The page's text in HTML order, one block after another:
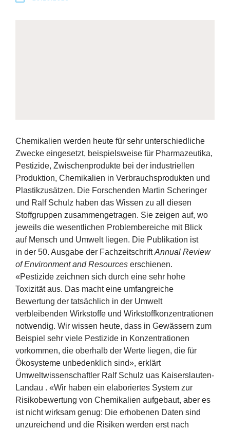
Erfolge
Chemikalien werden heute für sehr unterschiedliche
Zwecke eingesetzt, beispielsweise für Pharmazeutika,
Pestizide, Zwischenprodukte bei der industriellen
Produktion, Chemikalien in Verbrauchsprodukten und
Plastikzusätzen. Die Forschenden Martin Scheringer
und Ralf Schulz haben das Wissen zu all diesen
Stoffgruppen zusammengetragen. Sie zeigen auf, wo
jeweils die wesentlichen Problembereiche mit Blick
auf Mensch und Umwelt liegen. Die Publikation ist
in der 50. Ausgabe der FachzeitschriftAnnual Review
of Environment and Resources erschienen.
«Pestizide zeichnen sich durch eine sehr hohe
Toxizität aus. Das macht eine umfangreiche
Bewertung der tatsächlich in der Umwelt
verbleibenden Wirkstoffe und Wirkstoffkonzentrationen
notwendig. Wir wissen heute, dass in Gewässern zum
Beispiel sehr viele Pestizide in Konzentrationen
vorkommen, die oberhalb der Werte liegen, die für
Ökosysteme unbedenklich sind», erklärt
Umweltwissenschaftler Ralf Schulz uas Kaiserslauten-
Landau . «Wir haben ein elaboriertes System zur
Risikobewertung von Chemikalien aufgebaut, aber es
ist nicht wirksam genug: Die erhobenen Daten sind
unzureichend und die Risiken werden erst nach